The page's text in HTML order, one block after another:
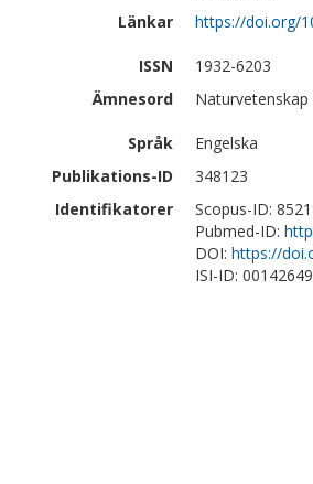
Länkar
https://doi.org/
ISSN
1932-6203
Ämnesord
Språk
Engelska
Publikations-ID
348123
Identifikatorer
Scopus-ID:
Pubmed-ID:
DOI: https://
ISI-ID: